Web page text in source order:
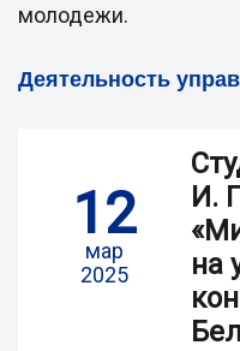
молодежи.
Деятельность
12
мар
2025
И.
на